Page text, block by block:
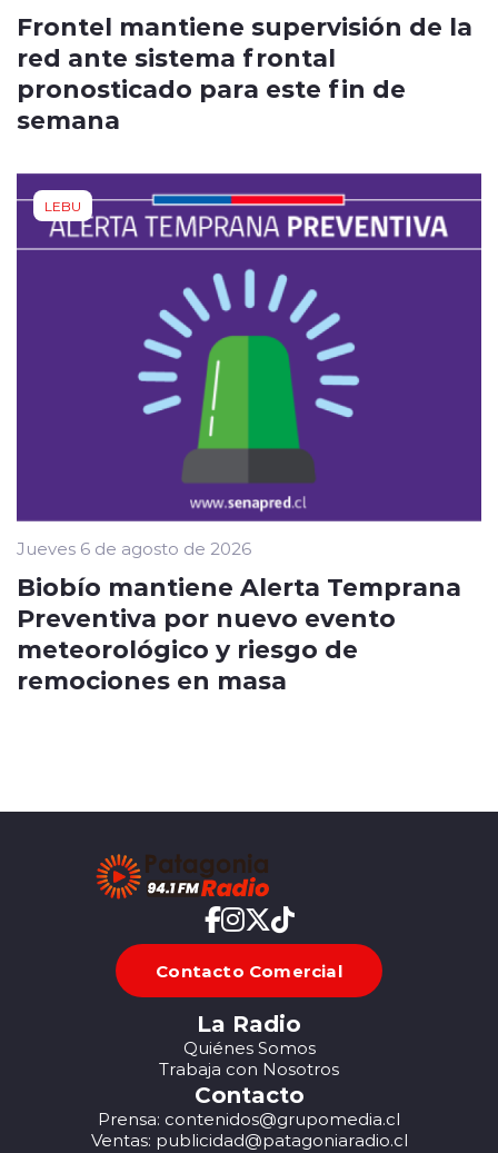
Frontel mantiene supervisión de la
red ante sistema frontal
pronosticado para este fin de
semana
LEBU
Jueves 6 de agosto de 2026
Biobío mantiene Alerta Temprana
Preventiva por nuevo evento
meteorológico y riesgo de
remociones en masa
Contacto Comercial
La Radio
Quiénes Somos
Trabaja con Nosotros
Contacto
Prensa: contenidos@grupomedia.cl
Ventas: publicidad@patagoniaradio.cl